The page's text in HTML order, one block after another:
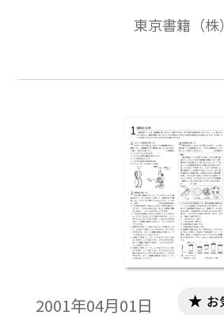
る。また，実験場面を示し
の他，未知の個体・気体・
類する方法を考えさせるなど
立てるような問題もある。最
東京書籍（
2001年04月01日 お